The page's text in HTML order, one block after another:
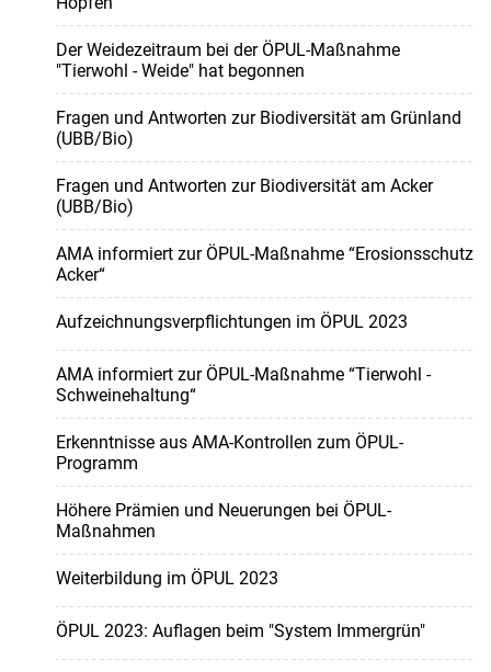
Der Weidezeitraum bei der ÖPUL-Maßnahme
"Tierwohl - Weide" hat begonnen
Fragen und Antworten zur Biodiversität am Grünland
(UBB/Bio)
Fragen und Antworten zur Biodiversität am Acker
(UBB/Bio)
AMA informiert zur ÖPUL-Maßnahme “Erosionsschutz
Acker“
Aufzeichnungsverpflichtungen im ÖPUL 2023
AMA informiert zur ÖPUL-Maßnahme “Tierwohl -
Schweinehaltung“
Erkenntnisse aus AMA-Kontrollen zum ÖPUL-
Programm
Höhere Prämien und Neuerungen bei ÖPUL-
Maßnahmen
Weiterbildung im ÖPUL 2023
ÖPUL 2023: Auflagen beim "System Immergrün"